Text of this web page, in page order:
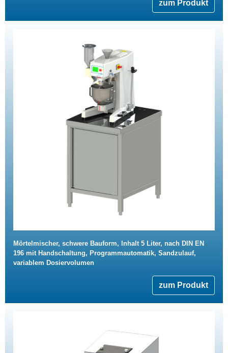
zum Produkt
Mörtelmischer, schwere Bauform, Inhalt 5 Liter, nach DIN EN
196 mit Handschaltung, Programmautomatik, Sandzulauf,
variablem Dosiervolumen
zum Produkt